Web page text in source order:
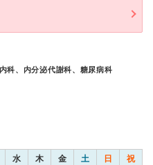
科、内分泌代謝科、糖尿病科
水 木 金 土 日 祝